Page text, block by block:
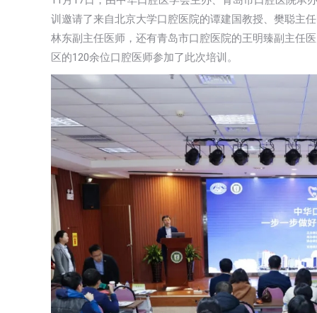
训邀请了来自北京大学口腔医院的谭建国教授、樊聪主
林东副主任医师，还有青岛市口腔医院的王明臻副主任
区的120余位口腔医师参加了此次培训。